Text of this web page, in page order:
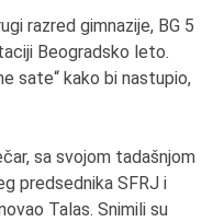
razred gimnazije, BG 5
Beogradsko leto.
sate“ kako bi nastupio,
sa svojom tadašnjom
predsednika SFRJ i
Talas. Snimili su